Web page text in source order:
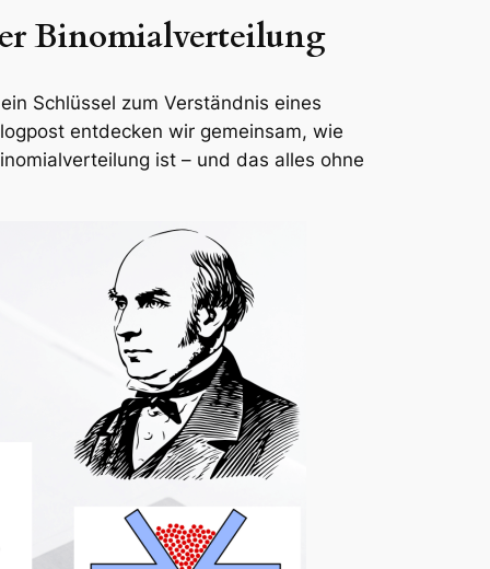
Binomialverteilung
Schlüssel zum Verständnis eines
entdecken wir gemeinsam, wie
ist – und das alles ohne